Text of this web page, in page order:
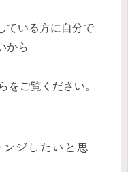
ている方に自分で
から
をご覧ください。
ジしたいと思